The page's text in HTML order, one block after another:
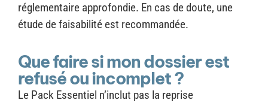
réglementaire approfondie. En cas de doute, une
étude de faisabilité est recommandée.
Que faire si mon dossier est
refusé ou incomplet ?
Le Pack Essentiel n’inclut pas la reprise